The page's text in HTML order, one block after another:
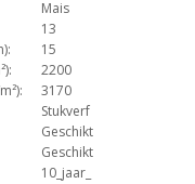
Mais
13
15
2200
3170
Stukverf
Geschikt
Geschikt
10_jaar_